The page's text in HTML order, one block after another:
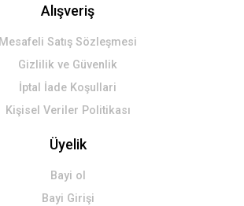
Alışveriş
Mesafeli Satış Sözleşmesi
Gizlilik ve Güvenlik
İptal İade Koşullari
Kişisel Veriler Politikası
Üyelik
Bayi ol
Bayi Girişi